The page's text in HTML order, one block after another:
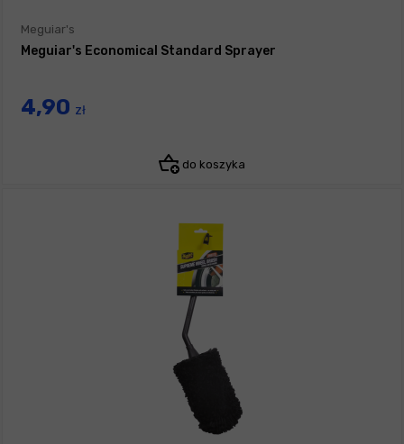
Meguiar's
Meguiar's Economical Standard Sprayer
4,90 zł
do koszyka